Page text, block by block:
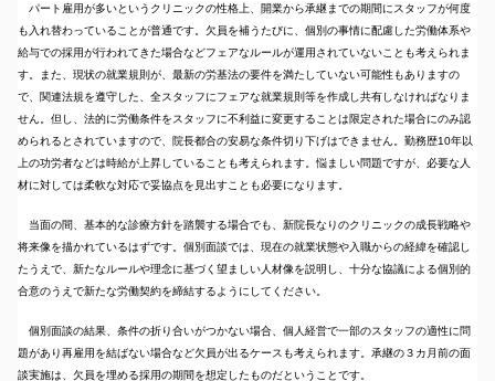
パート雇用が多いというクリニックの性格上、開業から承継までの期間にスタッフが何度
も入れ替わっていることが普通です。欠員を補うたびに、個別の事情に配慮した労働体系や
給与での採用が行われてきた場合などフェアなルールが運用されていないことも考えられま
す。また、現状の就業規則が、最新の労基法の要件を満たしていない可能性もありますの
で、関連法規を遵守した、全スタッフにフェアな就業規則等を作成し共有しなければなりま
せん。但し、法的に労働条件をスタッフに不利益に変更することは限定された場合にのみ認
められるとされていますので、院長都合の安易な条件切り下げはできません。勤務歴10年以
上の功労者などは時給が上昇していることも考えられます。悩ましい問題ですが、必要な人
材に対しては柔軟な対応で妥協点を見出すことも必要になります。
当面の間、基本的な診療方針を踏襲する場合でも、新院長なりのクリニックの成長戦略や
将来像を描かれているはずです。個別面談では、現在の就業状態や入職からの経緯を確認し
たうえで、新たなルールや理念に基づく望ましい人材像を説明し、十分な協議による個別的
合意のうえで新たな労働契約を締結するようにしてください。
個別面談の結果、条件の折り合いがつかない場合、個人経営で一部のスタッフの適性に問
題があり再雇用を結ばない場合など欠員が出るケースも考えられます。承継の３カ月前の面
談実施は、欠員を埋める採用の期間を想定したものだということです。